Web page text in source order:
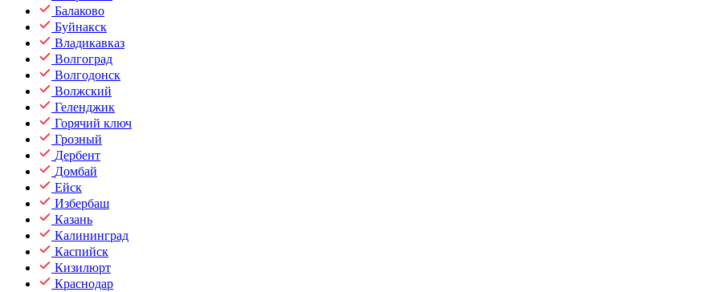
Балаково
Буйнакск
Владикавказ
Волгоград
Волгодонск
Волжский
Геленджик
Горячий ключ
Грозный
Дербент
Домбай
Ейск
Избербаш
Казань
Калининград
Каспийск
Кизилюрт
Краснодар